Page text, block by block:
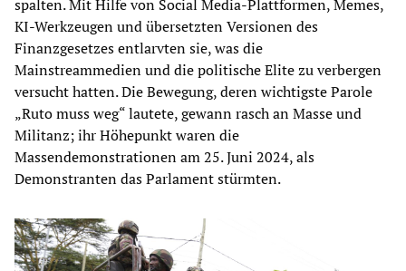
spalten. Mit Hilfe von Social Media-Plattformen, Memes,
KI-Werkzeugen und übersetzten Versionen des
Finanzgesetzes entlarvten sie, was die
Mainstreammedien und die politische Elite zu verbergen
versucht hatten. Die Bewegung, deren wichtigste Parole
„Ruto muss weg“ lautete, gewann rasch an Masse und
Militanz; ihr Höhepunkt waren die
Massendemonstrationen am 25. Juni 2024, als
Demonstranten das Parlament stürmten.